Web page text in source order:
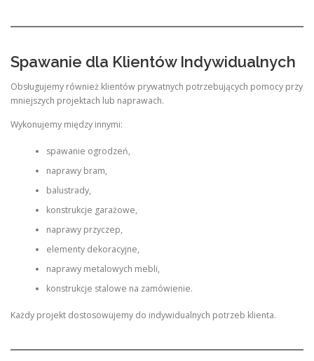
Spawanie dla Klientów Indywidualnych
Obsługujemy również klientów prywatnych potrzebujących pomocy przy
mniejszych projektach lub naprawach.
Wykonujemy między innymi:
spawanie ogrodzeń,
naprawy bram,
balustrady,
konstrukcje garażowe,
naprawy przyczep,
elementy dekoracyjne,
naprawy metalowych mebli,
konstrukcje stalowe na zamówienie.
Każdy projekt dostosowujemy do indywidualnych potrzeb klienta.